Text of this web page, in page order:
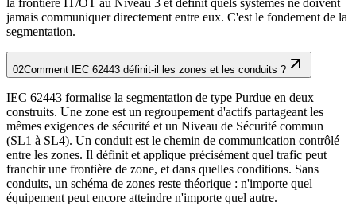
la frontière IT/OT au Niveau 3 et définit quels systèmes ne doivent
jamais communiquer directement entre eux. C'est le fondement de la
segmentation.
02Comment IEC 62443 définit-il les zones et les conduits ?
IEC 62443 formalise la segmentation de type Purdue en deux
construits. Une zone est un regroupement d'actifs partageant les
mêmes exigences de sécurité et un Niveau de Sécurité commun
(SL1 à SL4). Un conduit est le chemin de communication contrôlé
entre les zones. Il définit et applique précisément quel trafic peut
franchir une frontière de zone, et dans quelles conditions. Sans
conduits, un schéma de zones reste théorique : n'importe quel
équipement peut encore atteindre n'importe quel autre.